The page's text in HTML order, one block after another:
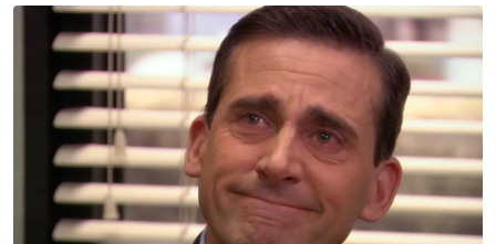
kejadian adalah deretan bangunan dua
tingkat. Buat masa ini tiada maklumat positif
berkaitan kejadian dan semua perusahaan di
kawasan tersebut tutup sempena cuti
Deepavali.
"Tiada saksi yang melihat bagaimana anjing
tersebut mati," katanya.